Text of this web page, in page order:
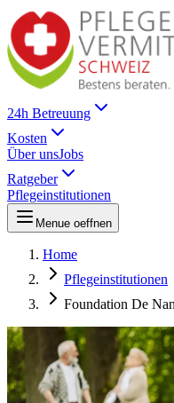
24h Betreuung
Kosten
Über unsJobs
Ratgeber
Pflegeinstitutionen
Menue oeffnen
Home
Pflegeinstitutionen
Foundation De